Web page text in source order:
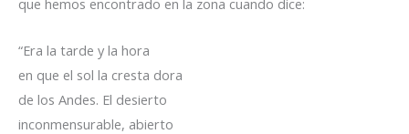
que hemos encontrado en la zona cuando dice:
“Era la tarde y la hora
en que el sol la cresta dora
de los Andes. El desierto
inconmensurable, abierto